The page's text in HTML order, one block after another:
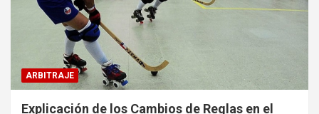
ARBITRAJE
Explicación de los Cambios de Reglas en el